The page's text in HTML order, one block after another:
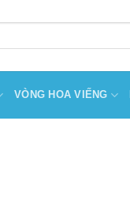
VÒNG HOA VIẾNG